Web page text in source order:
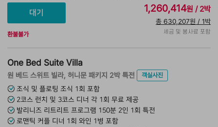
환불불가
1,260,414원 / 2박
총 630,207원 / 1박
세금 및 봉사료 포함
One Bed Suite Villa
원 베드 스위트 빌라, 허니문 패키지 2박 특전
객실사진
조식 및 플로팅 조식 1회 포함
2코스 런치 및 3코스 디너 각 1회 무료 제공
발리니즈 리트리트 프로그램 150분 2인 1회 특전
로맨틱 커플 디너 1회 와인 1병 포함